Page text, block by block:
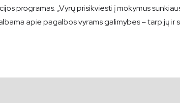
programas. „Vyrų prisikviesti į mokymus
apie pagalbos vyrams galimybes – tarp jų